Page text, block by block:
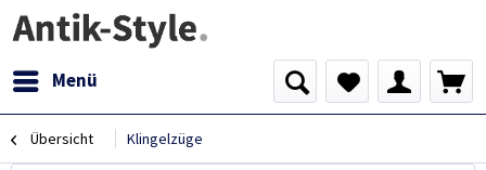
Menü
Übersicht Klingelzüge